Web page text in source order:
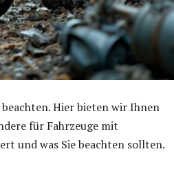
Hier bieten wir Ihnen
für Fahrzeuge mit
und was Sie beachten sollten.